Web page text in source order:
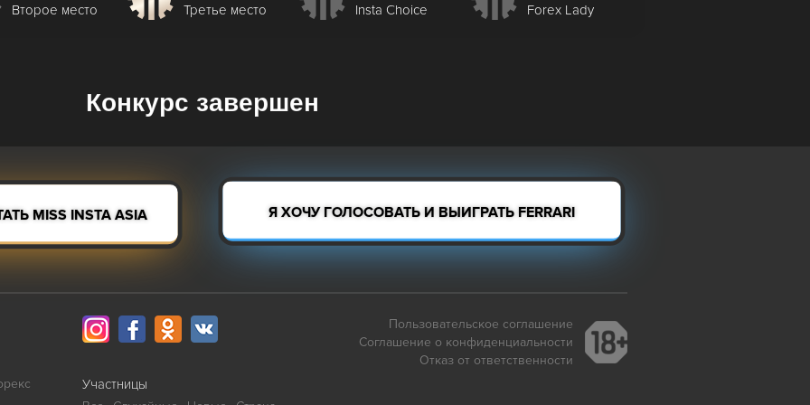
Второе место Третье место Insta Choice Forex Lady
Конкурс завершен
MISS INSTA ASIA Я ХОЧУ ГОЛОСОВАТЬ И ВЫИГРАТЬ FERRARI
Участницы
Пользовательское соглашение
Соглашение о конфиденциальности
Отказ от ответственности